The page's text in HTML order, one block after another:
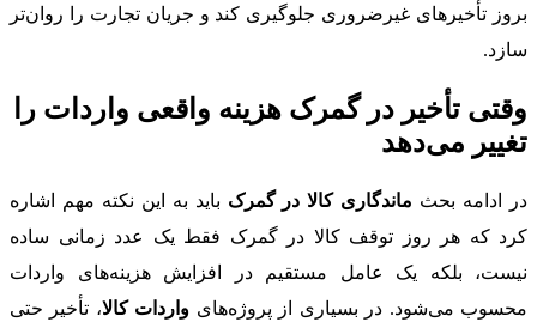
بروز تأخیرهای غیرضروری جلوگیری کند و جریان تجارت را روان‌تر
سازد.
وقتی تأخیر در گمرک هزینه واقعی واردات را
تغییر می‌دهد
در ادامه بحث ماندگاری کالا در گمرک باید به این نکته مهم اشاره
کرد که هر روز توقف کالا در گمرک فقط یک عدد زمانی ساده
نیست، بلکه یک عامل مستقیم در افزایش هزینه‌های واردات
محسوب می‌شود. در بسیاری از پروژه‌های واردات کالا، تأخیر حتی